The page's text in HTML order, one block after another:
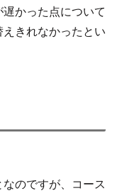
かった点について
きれなかったとい
のですが、コース